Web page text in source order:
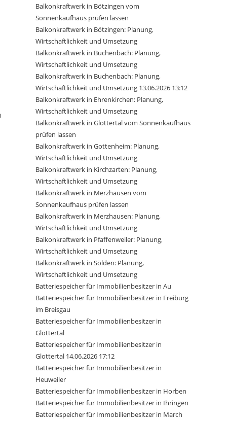
Balkonkraftwerk in Bötzingen vom
Sonnenkaufhaus prüfen lassen
Balkonkraftwerk in Bötzingen: Planung,
Wirtschaftlichkeit und Umsetzung
Balkonkraftwerk in Buchenbach: Planung,
Wirtschaftlichkeit und Umsetzung
Balkonkraftwerk in Buchenbach: Planung,
Wirtschaftlichkeit und Umsetzung 13.06.2026 13:12
Balkonkraftwerk in Ehrenkirchen: Planung,
Wirtschaftlichkeit und Umsetzung
Balkonkraftwerk in Glottertal vom Sonnenkaufhaus
prüfen lassen
Balkonkraftwerk in Gottenheim: Planung,
Wirtschaftlichkeit und Umsetzung
Balkonkraftwerk in Kirchzarten: Planung,
Wirtschaftlichkeit und Umsetzung
Balkonkraftwerk in Merzhausen vom
Sonnenkaufhaus prüfen lassen
Balkonkraftwerk in Merzhausen: Planung,
Wirtschaftlichkeit und Umsetzung
Balkonkraftwerk in Pfaffenweiler: Planung,
Wirtschaftlichkeit und Umsetzung
Balkonkraftwerk in Sölden: Planung,
Wirtschaftlichkeit und Umsetzung
Batteriespeicher für Immobilienbesitzer in Au
Batteriespeicher für Immobilienbesitzer in Freiburg
im Breisgau
Batteriespeicher für Immobilienbesitzer in
Glottertal
Batteriespeicher für Immobilienbesitzer in
Glottertal 14.06.2026 17:12
Batteriespeicher für Immobilienbesitzer in
Heuweiler
Batteriespeicher für Immobilienbesitzer in Horben
Batteriespeicher für Immobilienbesitzer in Ihringen
Batteriespeicher für Immobilienbesitzer in March